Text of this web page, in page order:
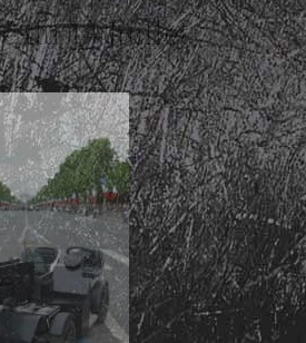
du 14 Juillet